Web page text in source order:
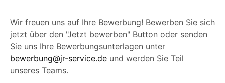
Wir freuen uns auf Ihre Bewerbung! Bewerben Sie sich
jetzt über den "Jetzt bewerben" Button oder senden
Sie uns Ihre Bewerbungsunterlagen unter
bewerbung@jr-service.de und werden Sie Teil
unseres Teams.